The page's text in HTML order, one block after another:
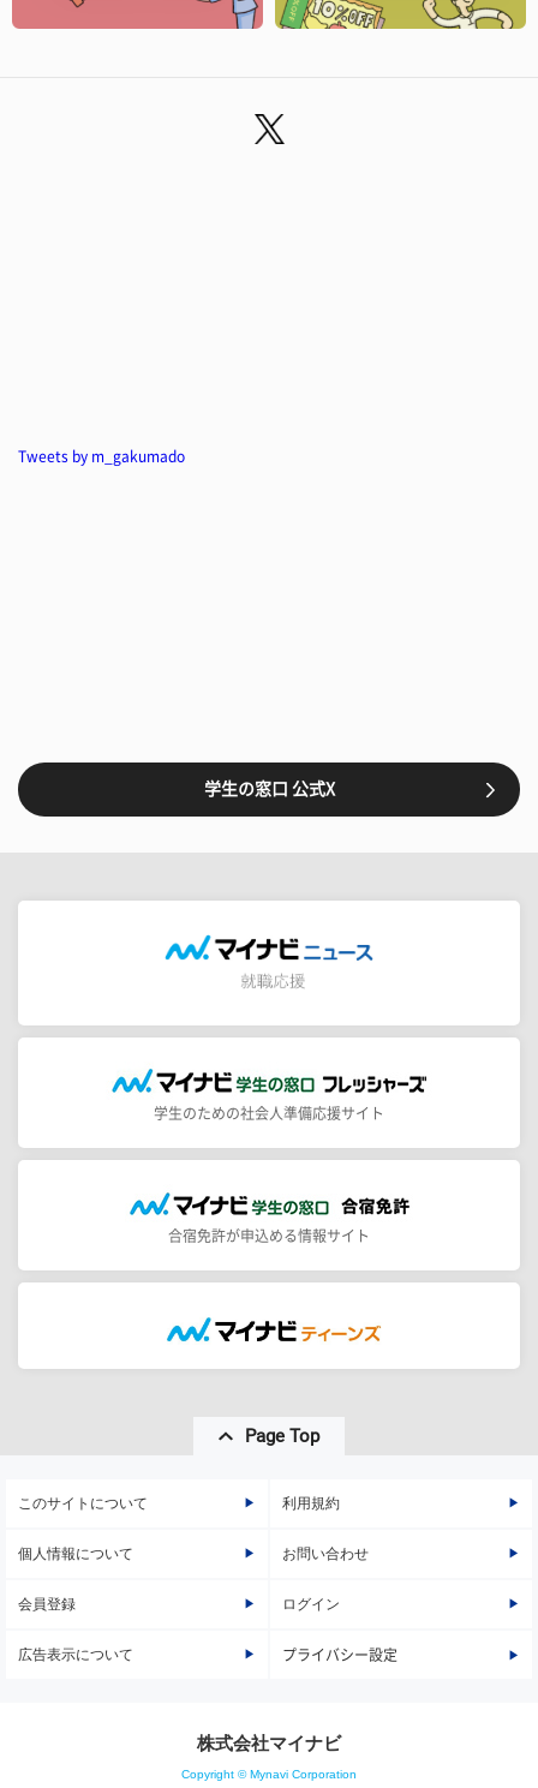
Tweets by m_gakumado
学生の窓口 公式X
学生のための社会人準備応援サイト
合宿免許が申込める情報サイト
Page Top
このサイトについて 利用規約
個人情報について お問い合わせ
会員登録 ログイン
広告表示について プライバシー設定
株式会社マイナビ
Copyright © Mynavi Corporation